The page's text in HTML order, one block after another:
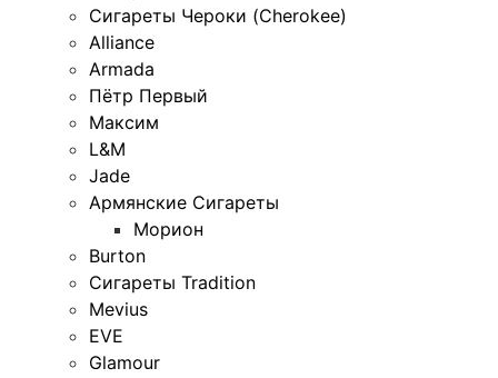
Сигареты Чероки (Cherokee)
Alliance
Armada
Пётр Первый
Максим
L&M
Jade
Армянские Сигареты
Морион
Burton
Сигареты Tradition
Mevius
EVE
Glamour